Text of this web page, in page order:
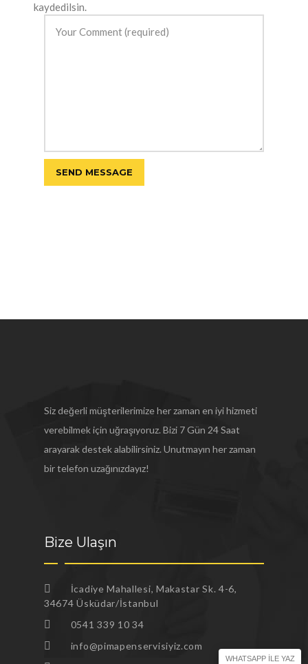
kaydedilsin.
Siz değerli müşterilerimize her zaman en iyi hizmeti
verebilmek için uğraşıyoruz. Bizi 7 Gün 24 Saat
arayarak destek alabilirsiniz. Unutmayın her zaman
bir telefon uzağınızdayız!
Bize Ulaşın
İcadiye Mahallesi, Makastar Sk. 4-6,
34674 Üsküdar/İstanbul
0541 339 10 34
info@pimapenservisiyiz.com